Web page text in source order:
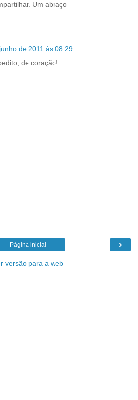
Um abraço
de 2011 às 08:29
de coração!
›
Página inicial
versão para a web